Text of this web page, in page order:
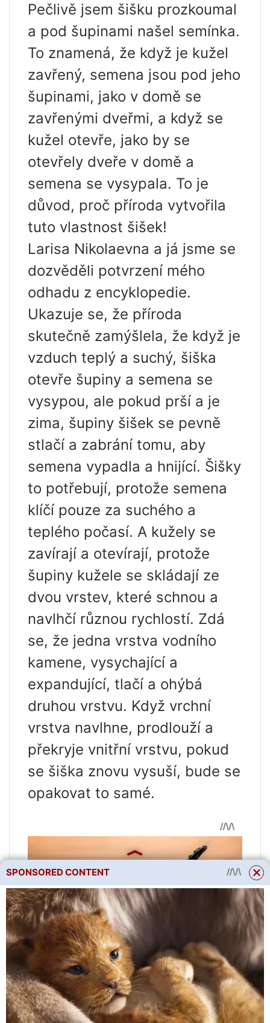
Pečlivě jsem šišku prozkoumal
a pod šupinami našel semínka.
To znamená, že když je kužel
zavřený, semena jsou pod jeho
šupinami, jako v domě se
zavřenými dveřmi, a když se
kužel otevře, jako by se
otevřely dveře v domě a
semena se vysypala. To je
důvod, proč příroda vytvořila
tuto vlastnost šišek!
Larisa Nikolaevna a já jsme se
dozvěděli potvrzení mého
odhadu z encyklopedie.
Ukazuje se, že příroda
skutečně zamýšlela, že když je
vzduch teplý a suchý, šiška
otevře šupiny a semena se
vysypou, ale pokud prší a je
zima, šupiny šišek se pevně
stlačí a zabrání tomu, aby
semena vypadla a hnijící. Šišky
to potřebují, protože semena
klíčí pouze za suchého a
teplého počasí. A kužely se
zavírají a otevírají, protože
šupiny kužele se skládají ze
dvou vrstev, které schnou a
navlhčí různou rychlostí. Zdá
se, že jedna vrstva vodního
kamene, vysychající a
expandující, tlačí a ohýbá
druhou vrstvu. Když vrchní
vrstva navlhne, prodlouží a
překryje vnitřní vrstvu, pokud
se šiška znovu vysuší, bude se
opakovat to samé.
SPONSORED CONTENT